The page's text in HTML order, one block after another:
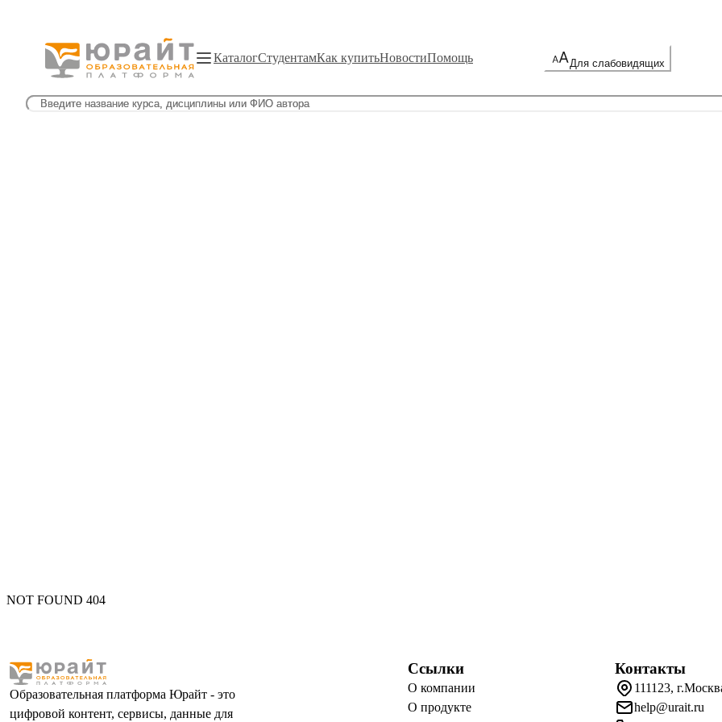
КаталогСтудентамКак купитьНовостиПомощь Для слабовидящих
NOT FOUND 404
Образовательная платформа Юрайт - это
цифровой контент, сервисы, данные для
Ссылки
О компании
О продукте
Контакты
111123,
help@urait.ru